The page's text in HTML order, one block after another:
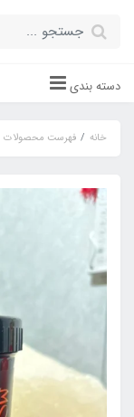
دسته بندی
خانه فهرست محصولات